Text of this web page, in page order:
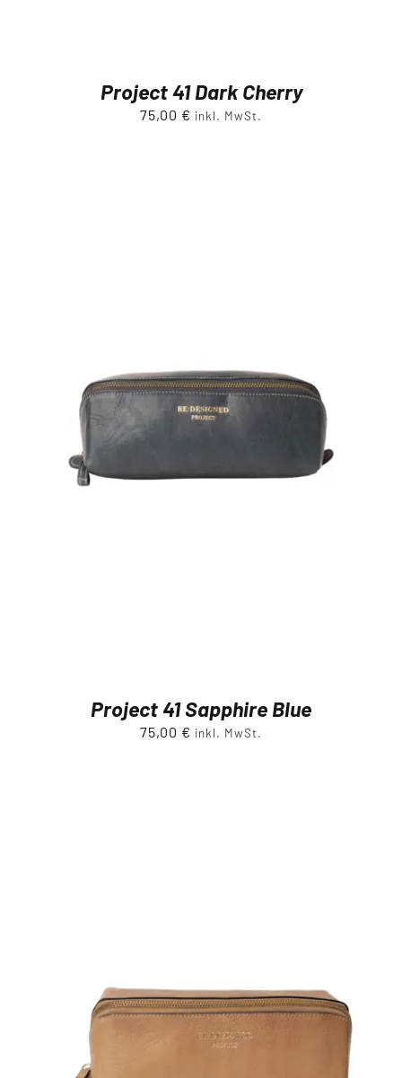
Project 41 Dark Cherry
75,00 € inkl. MwSt.
Project 41 Sapphire Blue
75,00 € inkl. MwSt.